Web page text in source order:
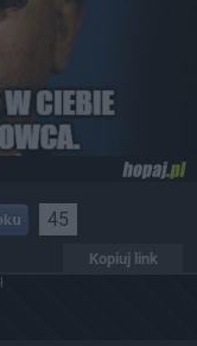
45
Kopiuj link